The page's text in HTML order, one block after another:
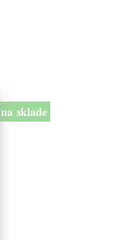
na sklade